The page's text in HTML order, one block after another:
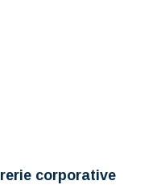
corporative